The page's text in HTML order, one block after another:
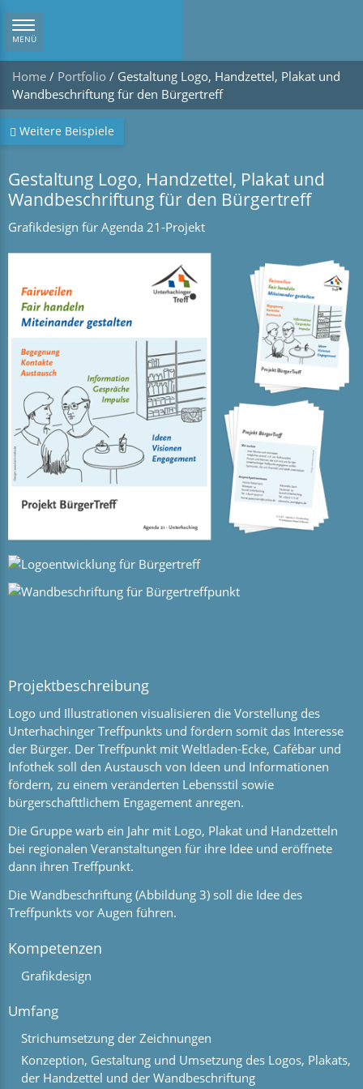
Navigation
ein/ausblenden
MENÜ
Home / Portfolio / Gestaltung Logo, Handzettel, Plakat und
Wandbeschriftung für den Bürgertreff
Weitere Beispiele
Gestaltung Logo, Handzettel, Plakat und
Wandbeschriftung für den Bürgertreff
Grafikdesign für Agenda 21-Projekt
Projektbeschreibung
Logo und Illustrationen visualisieren die Vorstellung des
Unterhachinger Treffpunkts und fördern somit das Interesse
der Bürger. Der Treffpunkt mit Weltladen-Ecke, Cafébar und
Infothek soll den Austausch von Ideen und Informationen
fördern, zu einem veränderten Lebensstil sowie
bürgerschafttlichem Engagement anregen.
Die Gruppe warb ein Jahr mit Logo, Plakat und Handzetteln
bei regionalen Veranstaltungen für ihre Idee und eröffnete
dann ihren Treffpunkt.
Die Wandbeschriftung (Abbildung 3) soll die Idee des
Treffpunkts vor Augen führen.
Kompetenzen
Grafikdesign
Umfang
Strichumsetzung der Zeichnungen
Konzeption, Gestaltung und Umsetzung des Logos, Plakats,
der Handzettel und der Wandbeschriftung